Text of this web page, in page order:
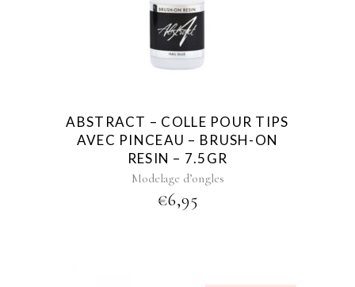
ABSTRACT – COLLE POUR TIPS
AVEC PINCEAU – BRUSH-ON
RESIN – 7.5GR
Modelage d’ongles
€6,95